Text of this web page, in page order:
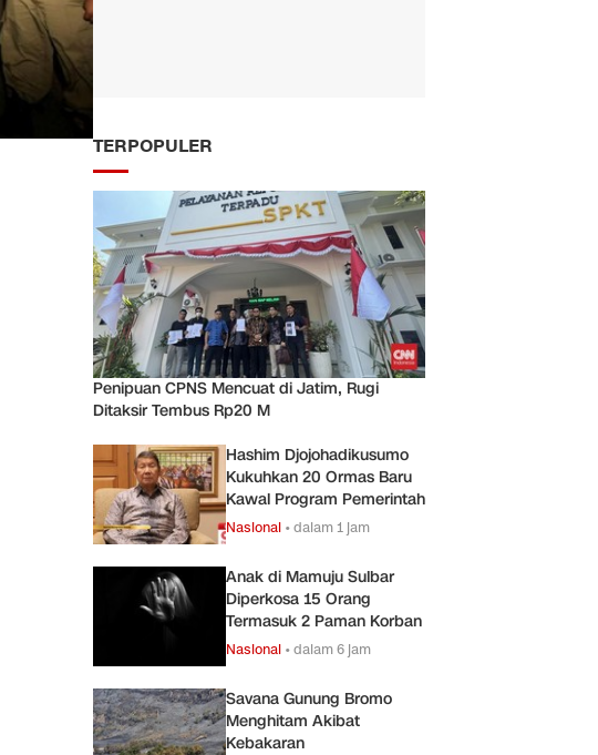
TERPOPULER
Penipuan CPNS Mencuat di Jatim, Rugi
Ditaksir Tembus Rp20 M
Hashim Djojohadikusumo
Kukuhkan 20 Ormas Baru
Kawal Program Pemerintah
Nasional •dalam 1 jam
Anak di Mamuju Sulbar
Diperkosa 15 Orang
Termasuk 2 Paman Korban
Nasional •dalam 6 jam
Savana Gunung Bromo
Menghitam Akibat
Kebakaran